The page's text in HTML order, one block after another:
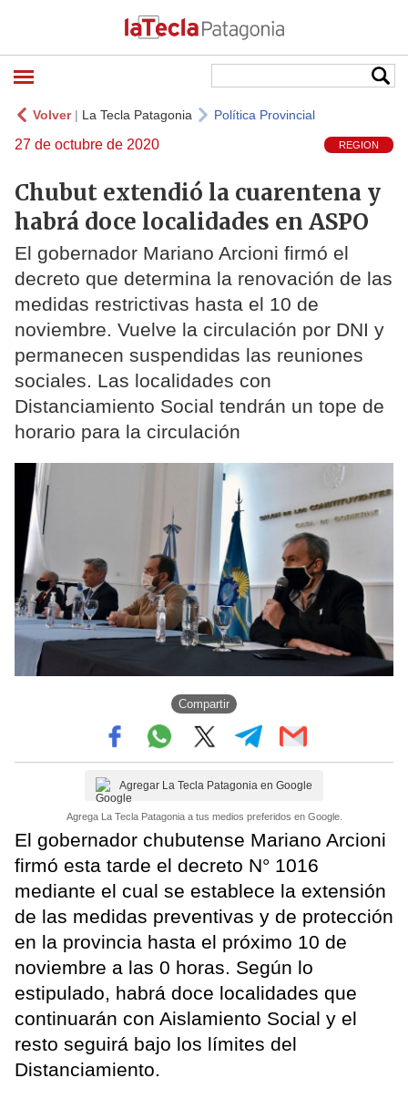
Volver| La Tecla Patagonia Política Provincial
27 de octubre de 2020 REGION
Chubut extendió la cuarentena y
habrá doce localidades en ASPO
El gobernador Mariano Arcioni firmó el
decreto que determina la renovación de las
medidas restrictivas hasta el 10 de
noviembre. Vuelve la circulación por DNI y
permanecen suspendidas las reuniones
sociales. Las localidades con
Distanciamiento Social tendrán un tope de
horario para la circulación
Compartir
Agregar La Tecla Patagonia en Google
Agrega La Tecla Patagonia a tus medios preferidos en Google.
El gobernador chubutense Mariano Arcioni
firmó esta tarde el decreto N° 1016
mediante el cual se establece la extensión
de las medidas preventivas y de protección
en la provincia hasta el próximo 10 de
noviembre a las 0 horas. Según lo
estipulado, habrá doce localidades que
continuarán con Aislamiento Social y el
resto seguirá bajo los límites del
Distanciamiento.